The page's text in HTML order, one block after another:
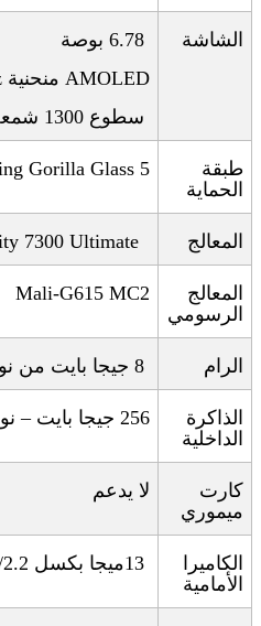
الشاشة 6.78 بوصة
AMOLED منحنية
سطوع 1300 شمعة
طبقة
الحماية
Gorilla Glass 5
المعالج 7300 Ultimate
المعالج
الرسومي
Mali-G615 MC2
الرام 8 جيجا بايت من
الذاكرة
الداخلية
256 جيجا بايت – نوع
كارت
ميموري
لا يدعم
الكاميرا
الأمامية
13ميجا بكسل